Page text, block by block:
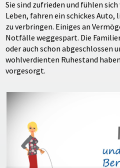
Sie sind zufrieden und fühlen
Leben, fahren ein schickes Auto,
zu verbringen. Einiges an
Notfälle weggespart. Die
oder auch schon abgeschlossen
wohlverdienten Ruhestand
vorgesorgt.